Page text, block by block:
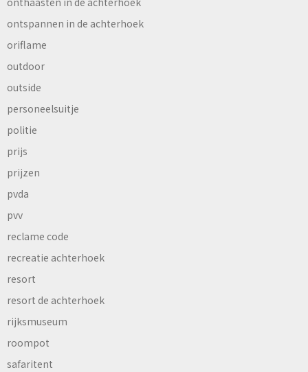
ontspannen in de achterhoek
oriflame
outdoor
outside
personeelsuitje
politie
prijs
prijzen
pvda
pvv
reclame code
recreatie achterhoek
resort
resort de achterhoek
rijksmuseum
roompot
safaritent